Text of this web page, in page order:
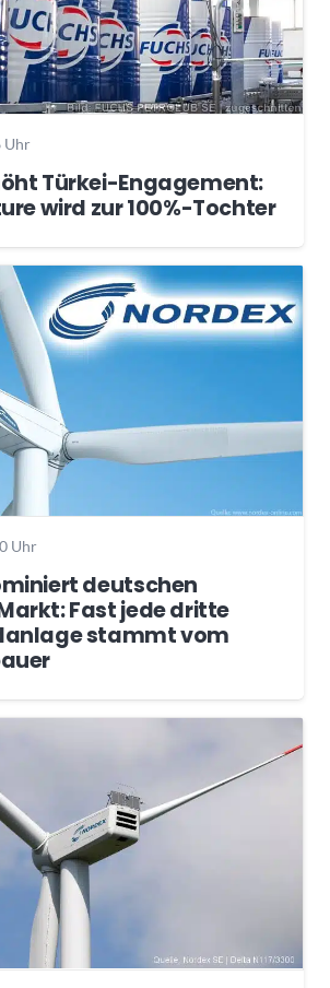
Uhr
Türkei-Engagement:
wird zur 100%-Tochter
Uhr
deutschen
Fast jede dritte
stammt vom